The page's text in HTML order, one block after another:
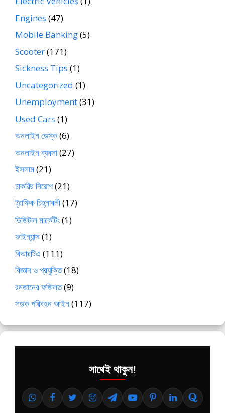
Engines (47)
Mobile Banking(5)
Scooter(171)
Sickness Tips (1)
Uncategorized (1)
Unemployment(31)
Used Cars (1)
অনলাইন ডেস্ক(6)
অনলাইন ব্যবসা(27)
ইসলাম(21)
চাকরির নিয়োগ(21)
ট্রাফিক চিহ্নাবলী(17)
ডিজিটাল মার্কেটিং(1)
ফাইন্যান্স(1)
বিআরটিএ (111)
বিজ্ঞান ও প্রযুক্তি(18)
রমজানের ফজিলত(9)
সড়ক পরিবহন আইন(117)
সাথেই থাকুন!